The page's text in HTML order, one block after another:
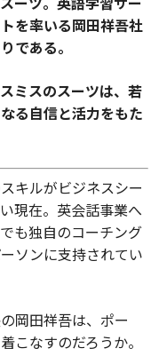
を率いる岡田祥吾社
である。
ミスのスーツは、若
る自信と活力をもた
キルがビジネスシー
現在。英会話事業へ
も独自のコーチング
ソンに支持されてい
岡田祥吾は、ポー
こなすのだろうか。